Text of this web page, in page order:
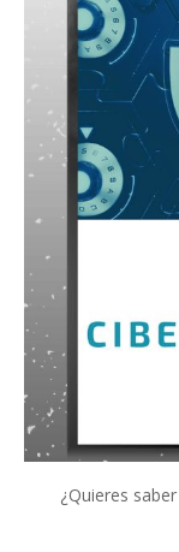
¿Quieres